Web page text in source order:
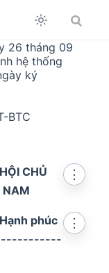
26 tháng 09
hệ thống
ký
BTC
CHỦ
NAM
⋮
phúc
⋮